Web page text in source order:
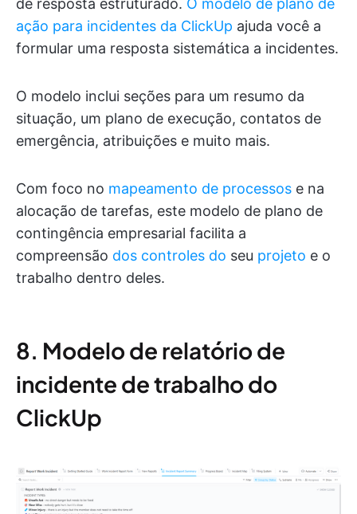
de resposta estruturado. O modelo de plano de
ação para incidentes da ClickUp ajuda você a
formular uma resposta sistemática a incidentes.
O modelo inclui seções para um resumo da
situação, um plano de execução, contatos de
emergência, atribuições e muito mais.
Com foco no mapeamento de processos e na
alocação de tarefas, este modelo de plano de
contingência empresarial facilita a
compreensão dos controles do seu projeto e o
trabalho dentro deles.
8. Modelo de relatório de
incidente de trabalho do
ClickUp